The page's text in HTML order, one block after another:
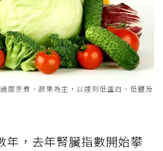
度烹煮、蔬果為主，以達到低蛋白、低鹽及
年，去年腎臟指數開始攀